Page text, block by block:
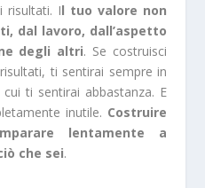
risultati. Il tuo valore non
dal lavoro, dall’aspetto
degli altri. Se costruisci
ti sentirai sempre in
ti sentirai abbastanza. E
inutile. Costruire
lentamente a
che sei.